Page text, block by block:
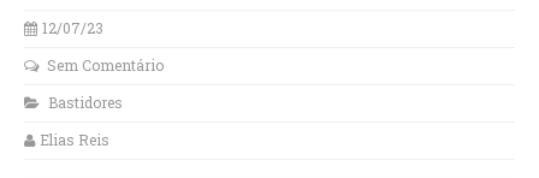
12/07/23
Sem Comentário
Bastidores
Elias Reis